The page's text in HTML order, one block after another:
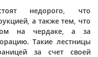
недорого, что
а также тем, что
на чердаке, а за
Такие лестницы
за счет своей